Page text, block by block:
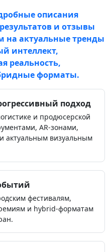
описания
и отзывы
на актуальные тренды
интеллект,
реальность,
форматы.
подход
и продюсерской
AR‑зонами,
актуальным визуальным
фестивалям,
и hybrid‑форматам